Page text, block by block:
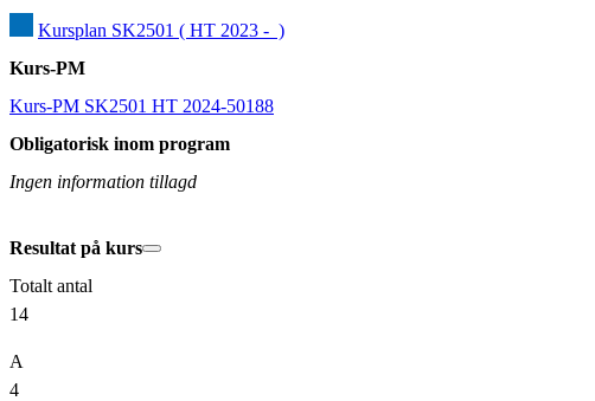
Kursplan SK2501 ( HT 2023 -  )
Kurs-PM
Kurs-PM SK2501 HT 2024-50188
Obligatorisk inom program
Ingen information tillagd
Resultat på kurs
Totalt antal
14
A
4